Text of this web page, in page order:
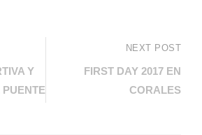
Y
NEXT POST
FIRST DAY 2017 EN
CORALES